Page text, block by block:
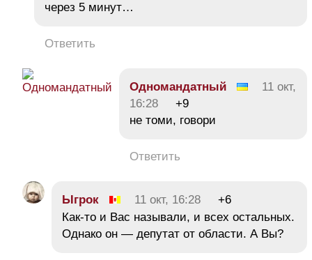
через 5 минут…
Ответить
Одномандатный
11 окт,
16:28
+9
не томи, говори
Ответить
Ыгрок 11 окт, 16:28
+6
Как-то и Вас называли, и всех остальных.
Однако он — депутат от области. А Вы?